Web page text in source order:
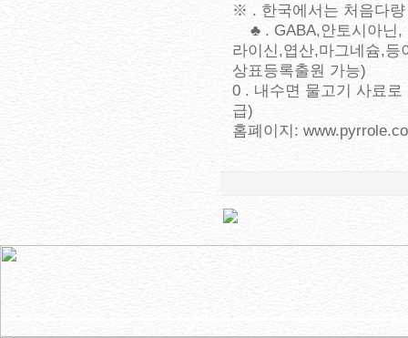
※ . 한국에서는 처음다
♣ . GABA,안토시아닌,
라이신,엽산,마그네슘,
상표등록출원 가능)
0 . 내수면 물고기 사료
급)
홈폐이지: